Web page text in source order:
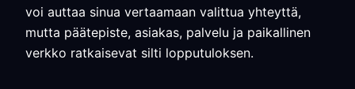
voi auttaa sinua vertaamaan valittua yhteyttä,
mutta päätepiste, asiakas, palvelu ja paikallinen
verkko ratkaisevat silti lopputuloksen.